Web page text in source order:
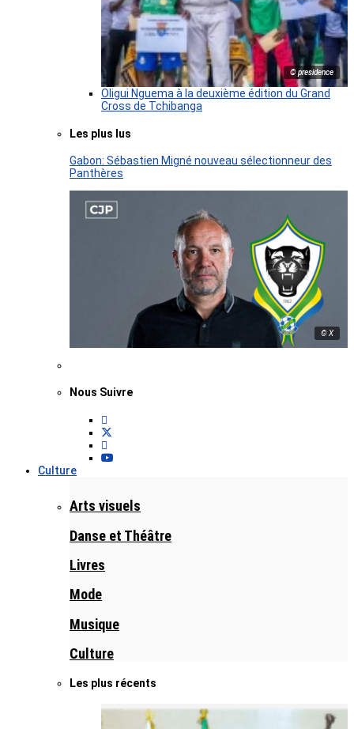
© presidence
Oligui Nguema à la deuxième édition du Grand
Cross de Tchibanga
Les plus lus
Gabon: Sébastien Migné nouveau sélectionneur des
Panthères
© X
Nous Suivre
Culture
Arts visuels
Danse et Théâtre
Livres
Mode
Musique
Culture
Les plus récents